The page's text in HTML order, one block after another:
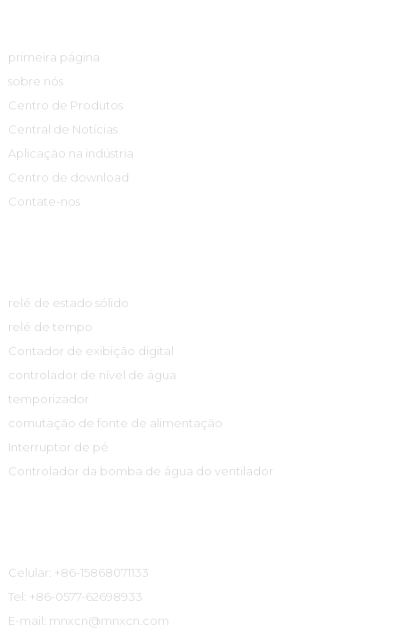
primeira página
sobre nós
Centro de Produtos
Central de Notícias
Aplicação na indústria
Centro de download
Contate-nos
relé de estado sólido
relé de tempo
Contador de exibição digital
controlador de nível de água
temporizador
comutação de fonte de alimentação
Interruptor de pé
Controlador da bomba de água do ventilador
Celular: +86-15868071133
Tel: +86-0577-62698933
E-mail: mnxcn@mnxcn.com